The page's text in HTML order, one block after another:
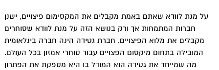
על מנת לוודא שאתם באמת מקבלים את המקסימום פיצויים, ישנן
חברות המתמחות אך ורק בנושא הזה על מנת לוודא שסוחרים
מקבלים את מלוא הפיצויים. חברת גטידה הינה חברה בינלאומית
המובילה בתחום מיקסום הפצויים עבור סוחרי אמזון בכל העולם.
מה שמייחד את גטידה הוא המודל בו היא מספקת את הפתרון